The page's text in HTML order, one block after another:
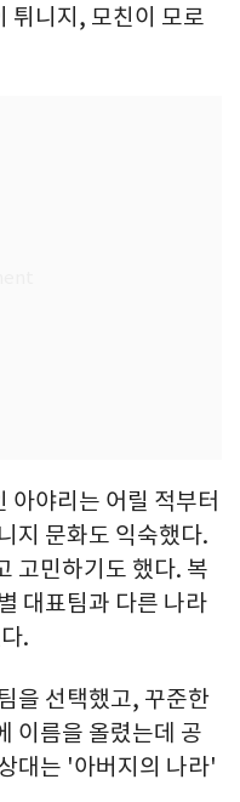
튀니지, 모친이 모로
아야리는 어릴 적부터
지 문화도 익숙했다.
고민하기도 했다. 복
대표팀과 다른 나라
.
을 선택했고, 꾸준한
이름을 올렸는데 공
대는 '아버지의 나라'